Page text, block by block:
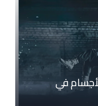
في